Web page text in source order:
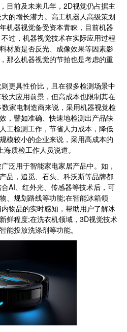
前及未来几年，2D视觉仍占据主
的增长潜力。高工机器人高级策划
机器视觉备受资本青睐，目前机器
过，机器视觉技术在实际应用过程
材质是否反光、成像效果等因素影
那么机器视觉的节拍也是考虑的重
具性价比，且在很多检测场景中
大应用前景，但高成本也限制其在
家电制造商来说，采用机器视觉检
，譬如准确、快速地检测出产品缺
工检测工作，节省人力成本，降低
模较小的企业来说，采用高成本的
质检工作人员说道。
用于智能家电家居产品中。如，
品，追觅、石头、科沃斯等品牌都
AI、红外光、传感器等技术后，可
、规划路线等功能;在智能冰箱领
物品的实时感知，帮助用户了解冰
鲜程度;在洗衣机领域，3D视觉技术
能投放洗涤剂等功能。